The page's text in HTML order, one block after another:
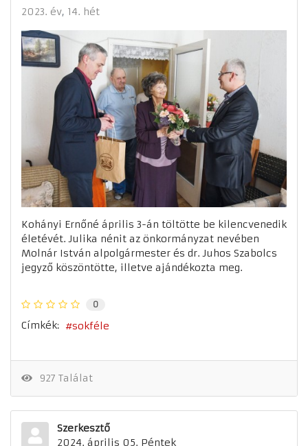
2023. év 14. hét
Kohányi Ernőné április 3-án töltötte be kilencvenedik
életévét. Julika nénit az önkormányzat nevében
Molnár István alpolgármester és dr. Juhos Szabolcs
jegyző köszöntötte, illetve ajándékozta meg.
0
Címkék: sokféle
927 Találat
Szerkesztő
2024. április 05. Péntek